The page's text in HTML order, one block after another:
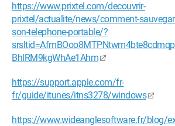
https://www.prixtel.com/decouvrir-
prixtel/actualite/news/comment-
son-telephone-portable/?
BhlRM9kgWhAe1Ahm
https://support.apple.com/fr-
fr/guide/itunes/itns3278/windows
https://www.wideanglesoftware.fr/blog/